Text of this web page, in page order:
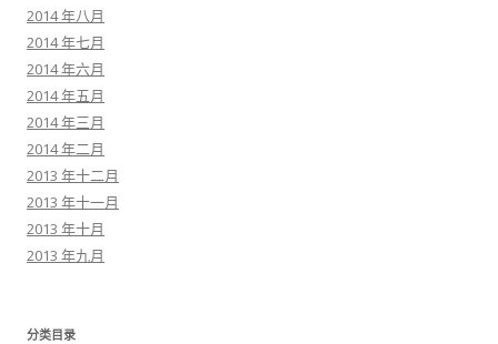
2014 年八月
2014 年七月
2014 年六月
2014 年五月
2014 年三月
2014 年二月
2013 年十二月
2013 年十一月
2013 年十月
2013 年九月
分类目录